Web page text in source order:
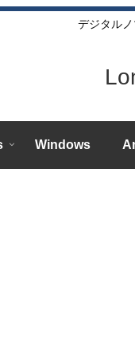
デジタル
Windows